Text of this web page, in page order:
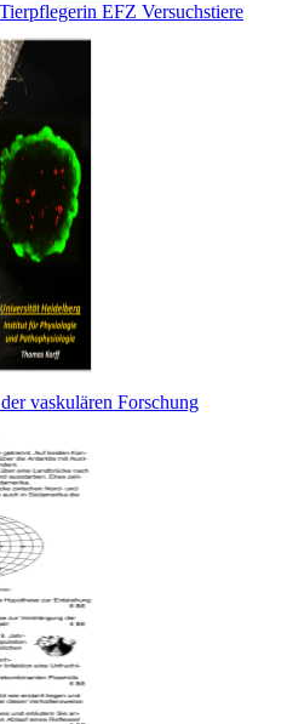
EFZ Versuchstiere
vaskulären Forschung